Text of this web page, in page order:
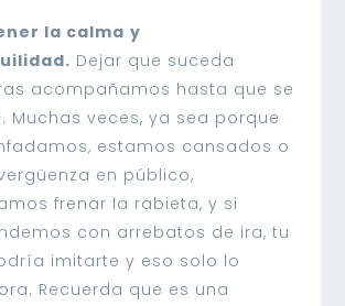
la calma y
Dejar que suceda
acompañamos hasta que se
Muchas veces, ya sea porque
estamos cansados o
en público,
frenar la rabieta, y si
con arrebatos de ira, tu
imitarte y eso solo lo
Recuerda que es una